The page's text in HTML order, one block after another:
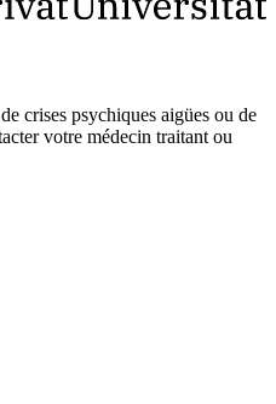
crises psychiques aigües ou de
votre médecin traitant ou